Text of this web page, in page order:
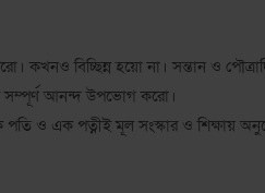
কখনও বিচ্ছিন্ন হয়ো না। সন্তান ও
সম্পূর্ণ আনন্দ উপভোগ করো।
পতি ও এক পত্নীই মূল সংস্কার ও শিক্ষায়